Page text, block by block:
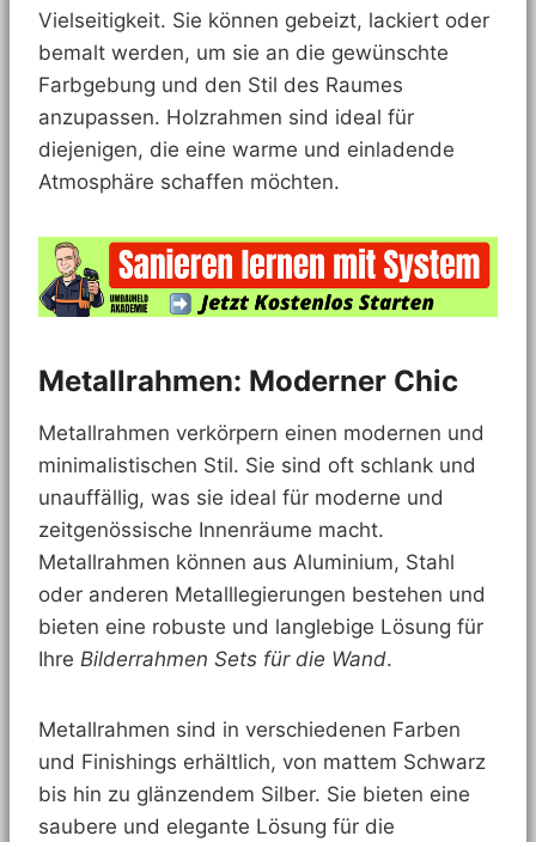
Vielseitigkeit. Sie können gebeizt, lackiert oder
bemalt werden, um sie an die gewünschte
Farbgebung und den Stil des Raumes
anzupassen. Holzrahmen sind ideal für
diejenigen, die eine warme und einladende
Atmosphäre schaffen möchten.
Metallrahmen: Moderner Chic
Metallrahmen verkörpern einen modernen und
minimalistischen Stil. Sie sind oft schlank und
unauffällig, was sie ideal für moderne und
zeitgenössische Innenräume macht.
Metallrahmen können aus Aluminium, Stahl
oder anderen Metalllegierungen bestehen und
bieten eine robuste und langlebige Lösung für
Ihre Bilderrahmen Sets für die Wand.
Metallrahmen sind in verschiedenen Farben
und Finishings erhältlich, von mattem Schwarz
bis hin zu glänzendem Silber. Sie bieten eine
saubere und elegante Lösung für die